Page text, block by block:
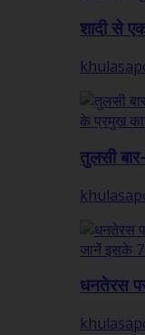
शादी से
तुलसी
धनतेरस